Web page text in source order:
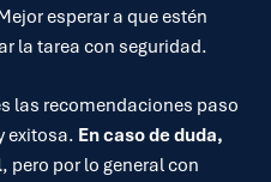
esperar a que estén
la tarea con seguridad.
las recomendaciones paso
exitosa. En caso de duda,
, pero por lo general con